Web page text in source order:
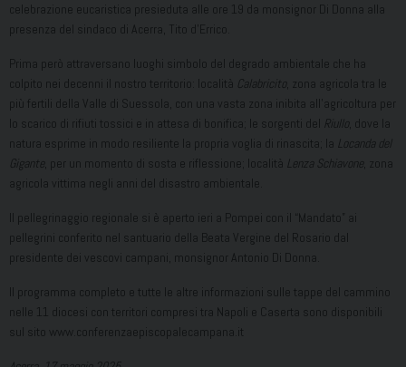
celebrazione eucaristica presieduta alle ore 19 da monsignor Di Donna alla
presenza del sindaco di Acerra, Tito d’Errico.
Prima però attraversano luoghi simbolo del degrado ambientale che ha
colpito nei decenni il nostro territorio: località Calabricito , zona agricola tra le
più fertili della Valle di Suessola, con una vasta zona inibita all’agricoltura per
lo scarico di rifiuti tossici e in attesa di bonifica; le sorgenti del Riullo , dove la
natura esprime in modo resiliente la propria voglia di rinascita; la Locanda del
Gigante , per un momento di sosta e riflessione; località Lenza Schiavone , zona
agricola vittima negli anni del disastro ambientale.
Il pellegrinaggio regionale si è aperto ieri a Pompei con il “Mandato” ai
pellegrini conferito nel santuario della Beata Vergine del Rosario dal
presidente dei vescovi campani, monsignor Antonio Di Donna.
Il programma completo e tutte le altre informazioni sulle tappe del cammino
nelle 11 diocesi con territori compresi tra Napoli e Caserta sono disponibili
sul sito www.conferenzaepiscopalecampana.it